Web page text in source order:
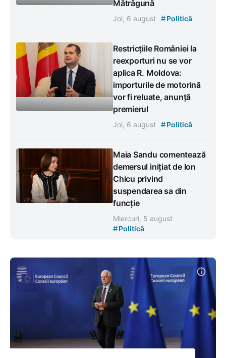
Mătrăgună
Joi, 6 august #Politică
Restricțiile României la
reexporturi nu se vor
aplica R. Moldova:
importurile de motorină
vor fi reluate, anunță
premierul
Joi, 6 august #Politică
Maia Sandu comentează
demersul inițiat de Ion
Chicu privind
suspendarea sa din
funcție
Miercuri, 5 august
#Politică